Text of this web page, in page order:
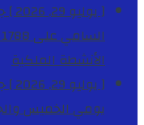
[ يوليو 29, 2026 ]
السامي على 1788 شخصا بمناسبة عيد العرش المجيد
الأنشطة الملكية
[ يوليو 29, 2026 ]
يومي الخميس